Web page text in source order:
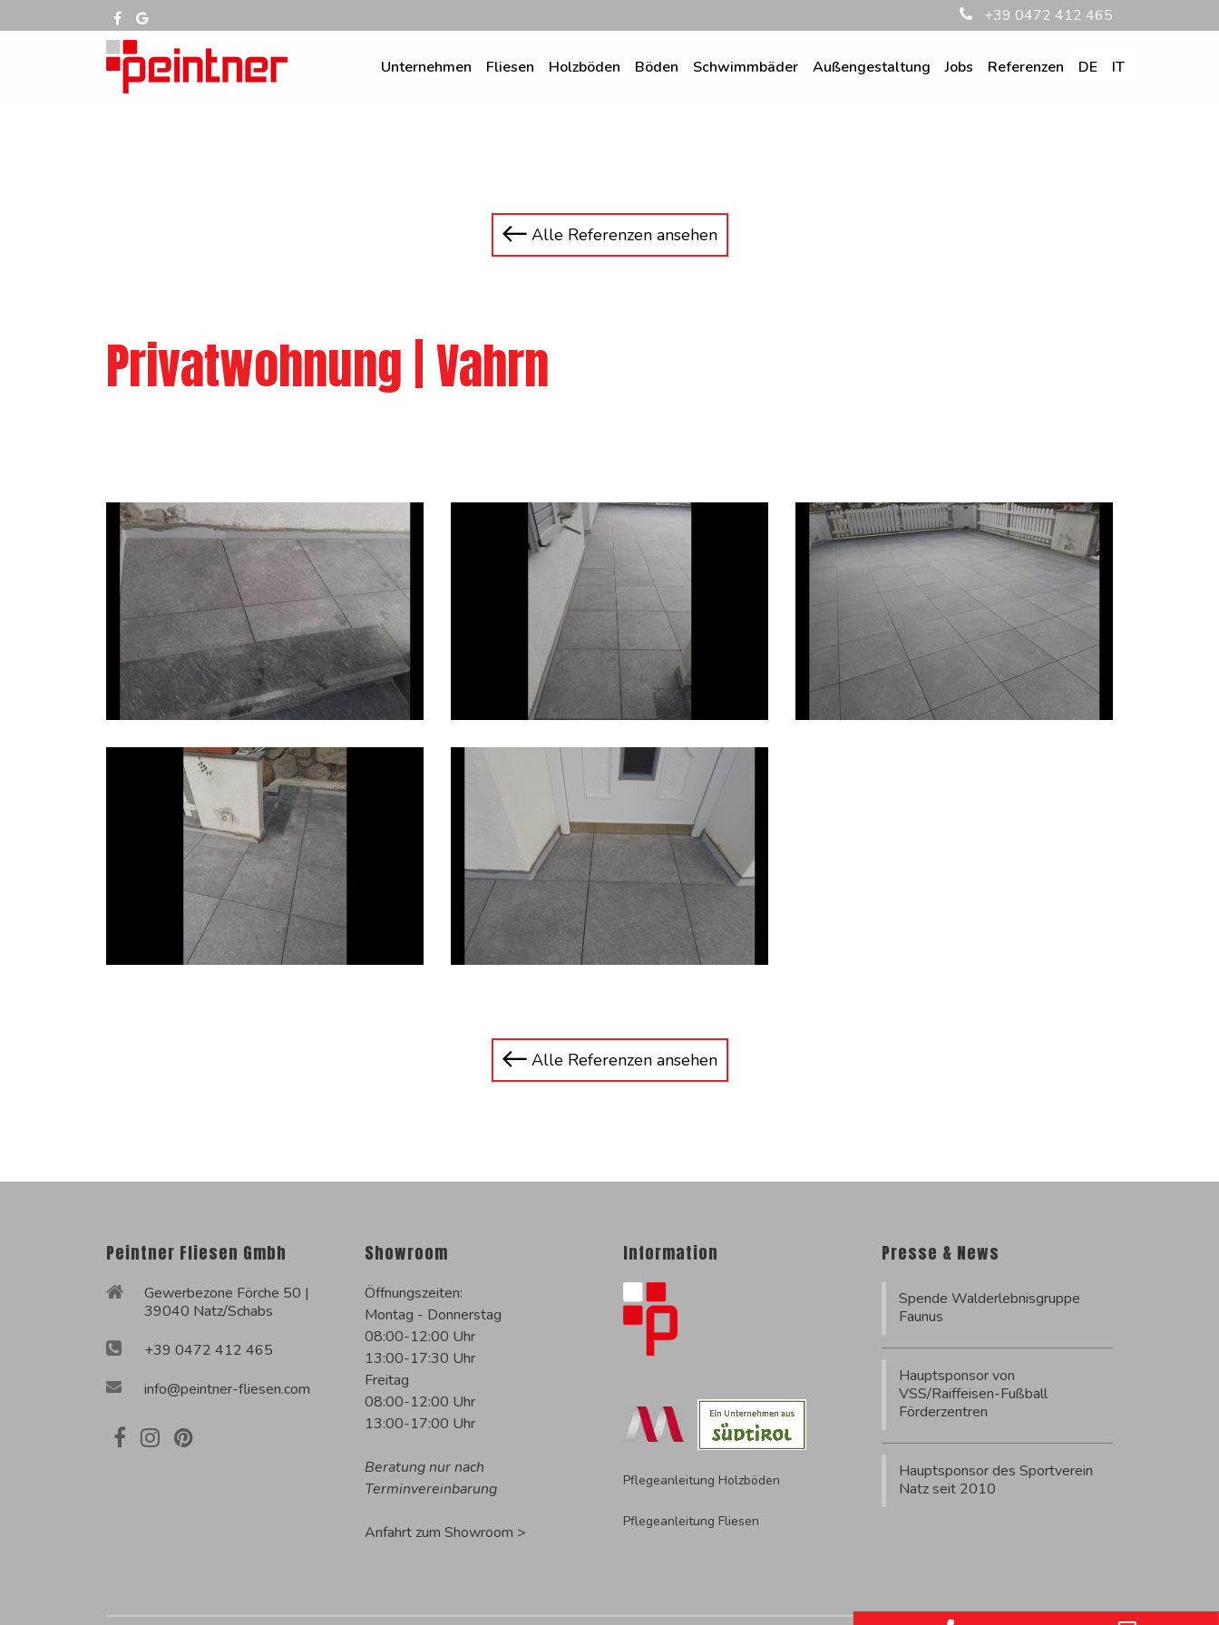
+39 0472 412 465
Unternehmen Fliesen Holzböden Böden Schwimmbäder Außengestaltung Jobs Referenzen DE IT
Alle Referenzen ansehen
Privatwohnung | Vahrn
Alle Referenzen ansehen
Peintner Fliesen Gmbh
Gewerbezone Förche 50 |
39040 Natz/Schabs
+39 0472 412 465
info@peintner-fliesen.com
Showroom
Öffnungszeiten:
Montag - Donnerstag
08:00-12:00 Uhr
13:00-17:30 Uhr
Freitag
08:00-12:00 Uhr
13:00-17:00 Uhr
Beratung nur nach
Terminvereinbarung
Anfahrt zum Showroom >
Information
Pflegeanleitung Holzböden
Pflegeanleitung Fliesen
Presse & News
Spende Walderlebnisgruppe
Faunus
Hauptsponsor von
VSS/Raiffeisen-Fußball
Förderzentren
Hauptsponsor des Sportverein
Natz seit 2010